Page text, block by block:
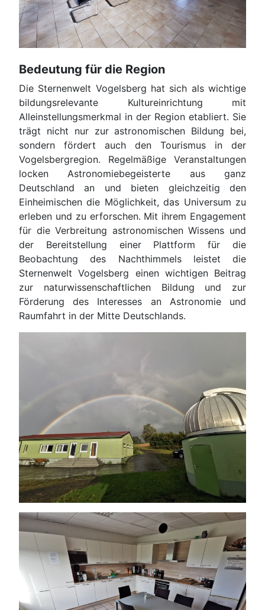
Bedeutung für die Region
Die Sternenwelt Vogelsberg hat sich als wichtige
bildungsrelevante Kultureinrichtung mit
Alleinstellungsmerkmal in der Region etabliert. Sie
trägt nicht nur zur astronomischen Bildung bei,
sondern fördert auch den Tourismus in der
Vogelsbergregion. Regelmäßige Veranstaltungen
locken Astronomiebegeisterte aus ganz
Deutschland an und bieten gleichzeitig den
Einheimischen die Möglichkeit, das Universum zu
erleben und zu erforschen. Mit ihrem Engagement
für die Verbreitung astronomischen Wissens und
der Bereitstellung einer Plattform für die
Beobachtung des Nachthimmels leistet die
Sternenwelt Vogelsberg einen wichtigen Beitrag
zur naturwissenschaftlichen Bildung und zur
Förderung des Interesses an Astronomie und
Raumfahrt in der Mitte Deutschlands.